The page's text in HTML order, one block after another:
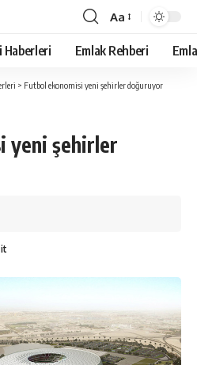
Yazı
Tipi
Boyutlandırıcı
Aa
Haberleri Emlak Rehberi
> Futbol ekonomisi yeni şehirler doğuruyor
yeni şehirler